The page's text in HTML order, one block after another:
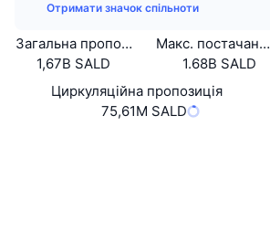
Отримати значок спільноти
Загальна пропозиція
1,67B SALD
Макс. постачання
1.68B SALD
Циркуляційна пропозиція
75,61M SALD